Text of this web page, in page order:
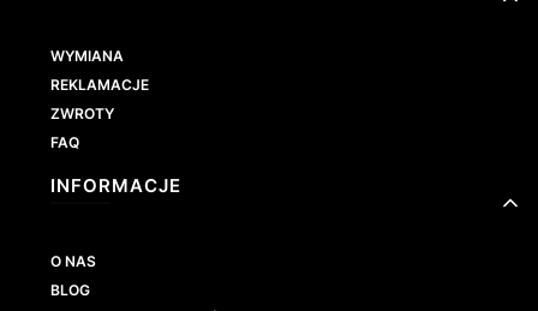
WYMIANA
REKLAMACJE
ZWROTY
FAQ
INFORMACJE
O NAS
BLOG